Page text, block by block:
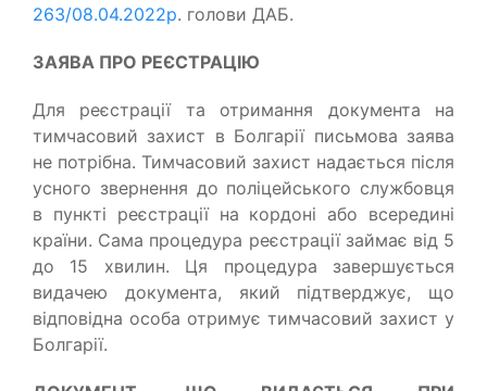
263/08.04.2022р. голови ДАБ.
ЗАЯВА ПРО РЕЄСТРАЦІЮ
Для реєстрації та отримання документа на
тимчасовий захист в Болгарії письмова заява
не потрібна. Тимчасовий захист надається після
усного звернення до поліцейського службовця
в пункті реєстрації на кордоні або всередині
країни. Сама процедура реєстрації займає від 5
до 15 хвилин. Ця процедура завершується
видачею документа, який підтверджує, що
відповідна особа отримує тимчасовий захист у
Болгарії.